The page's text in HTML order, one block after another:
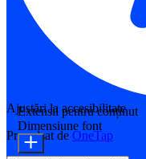
Ajustări la accesibilitate
Propulsat de OneTap
Extensii pentru conținut
Dimensiune font